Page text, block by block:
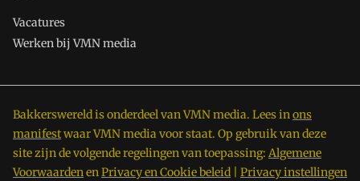
Vacatures
Werken bij VMN media
Bakkerswereld is onderdeel van VMN media. Lees inons
manifestwaar VMN media voor staat. Op gebruik van deze
site zijn de volgende regelingen van toepassing: Algemene
VoorwaardenenPrivacy en Cookie beleid Privacy instellingen